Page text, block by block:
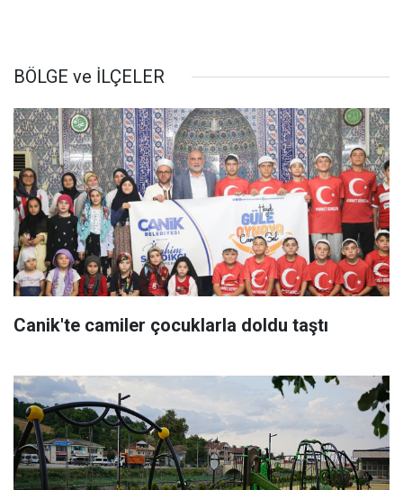
BÖLGE ve İLÇELER
Canik'te camiler çocuklarla doldu taştı